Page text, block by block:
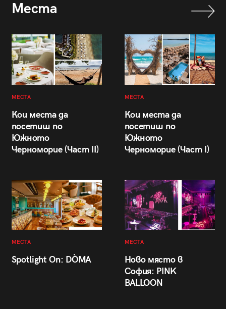
Места
МЕСТА
Кои места да
посетиш по
Южното
Черноморие (Част II)
МЕСТА
Кои места да
посетиш по
Южното
Черноморие (Част I)
МЕСТА
Spotlight On: DÒMA
МЕСТА
Ново място в
София: PINK
BALLOON